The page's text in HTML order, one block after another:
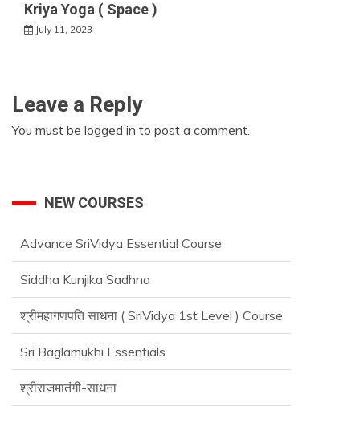
Kriya Yoga ( Space )
July 11, 2023
Leave a Reply
You must be logged in to post a comment.
NEW COURSES
Advance SriVidya Essential Course
Siddha Kunjika Sadhna
श्रीमहागणपति साधना ( SriVidya 1st Level ) Course
Sri Baglamukhi Essentials
श्रीराजमातंगी-साधना